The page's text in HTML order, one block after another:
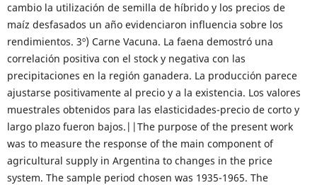
cambio la utilización de semilla de híbrido y los precios de
maíz desfasados un año evidenciaron influencia sobre los
rendimientos. 3º) Carne Vacuna. La faena demostró una
correlación positiva con el stock y negativa con las
precipitaciones en la región ganadera. La producción parece
ajustarse positivamente al precio y a la existencia. Los valores
muestrales obtenidos para las elasticidades-precio de corto y
largo plazo fueron bajos.||The purpose of the present work
was to measure the response of the main component of
agricultural supply in Argentina to changes in the price
system. The sample period chosen was 1935-1965. The